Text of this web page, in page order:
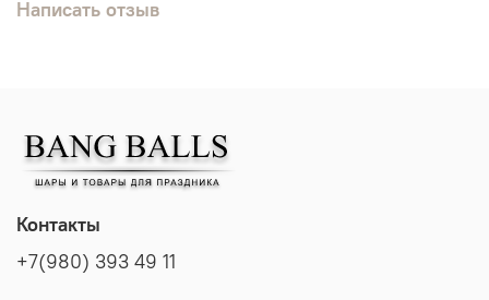
Написать отзыв
Контакты
+7(980) 393 49 11